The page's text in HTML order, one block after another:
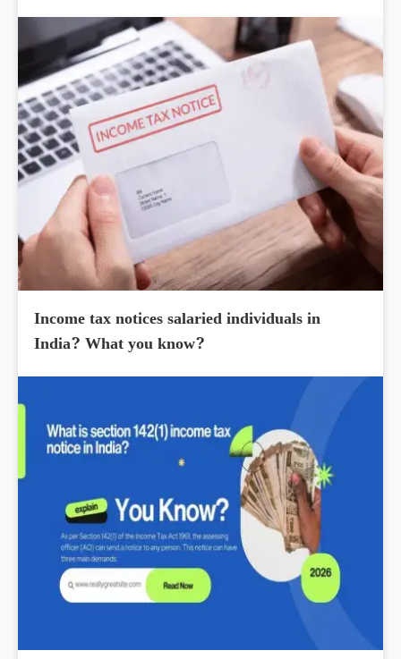
Income tax notices salaried individuals in
India? What you know?